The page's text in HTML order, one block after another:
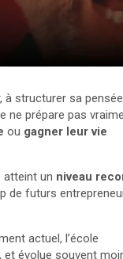
à structurer sa
ne prépare pas
ou gagner leur vie
atteint un niveau
de futurs
actuel, l’école
évolue souvent